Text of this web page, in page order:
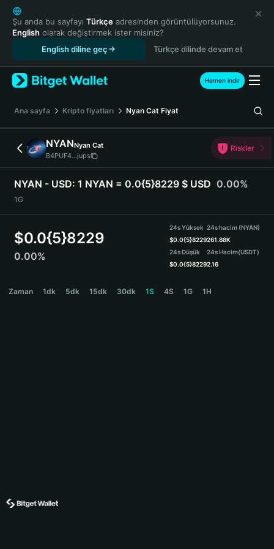
English
日本語
Tiếng Việt
Español (Latinoamérica)
Türkçe
Français
Deutsch
简体中文
繁體中文
Português (Portugal)
Bahasa Indonesia
ภาษาไทย
हिन्दी
Español
Português (Brasil)
Şu anda bu sayfayı Türkçe adresinden görüntülüyorsunuz.
English olarak değiştirmek ister misiniz?
English diline geç
Türkçe dilinde devam et
Hemen indir
Ana sayfa Kripto fiyatları Nyan Cat Fiyat
NYANNyan Cat
B4PUF4...jups
Riskler
NYAN - USD: 1 NYAN = 0.0{5}8229 $ USD 0.00%
1G
$0.0{5}8229
0.00%
24s Yüksek
$0.0{5}8229
24s Düşük
$0.0{5}8229
24s hacim (NYAN)
261.88K
24s Hacim(USDT)
2.16
Zaman 1dk 5dk 15dk 30dk 1S 4S 1G 1H